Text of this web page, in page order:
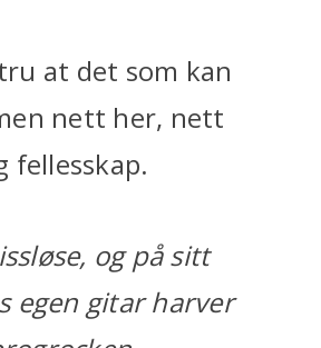
at det som kan
nett her, nett
og på sitt
egen gitar harver